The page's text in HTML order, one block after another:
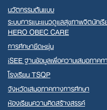
นวัตกรรมต้นแบบ
ระบบการแนะแนวดูแลสุขภาพจิตนักเ
HERO OBEC CARE
การศึกษายืดหยุ่น
iSEE ฐานข้อมูลเพื่อความเสมอภาค
โรงเรียน TSQP
จังหวัดเสมอภาคทางการศึกษา
ห้องเรียนความคิดสร้างสรรค์